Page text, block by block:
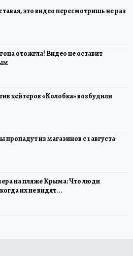
это видео пересмотришь не раз
отожгла! Видео не оставит
хейтеров «Колобка» возбудили
пропадут из магазинов с 1 августа
на пляже Крыма: Что люди
их не видят...